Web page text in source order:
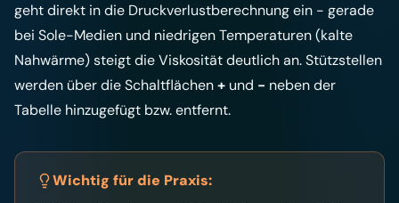
geht direkt in die Druckverlustberechnung ein - gerade
bei Sole-Medien und niedrigen Temperaturen (kalte
Nahwärme) steigt die Viskosität deutlich an. Stützstellen
werden über die Schaltflächen+ und - neben der
Tabelle hinzugefügt bzw. entfernt.
Wichtig für die Praxis: